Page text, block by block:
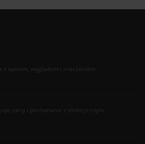
z opisem, wyglądem i znaczeniem
ceny i porównanie z elektrycznym